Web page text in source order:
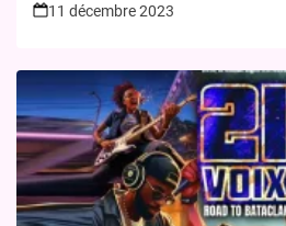
11 décembre 2023